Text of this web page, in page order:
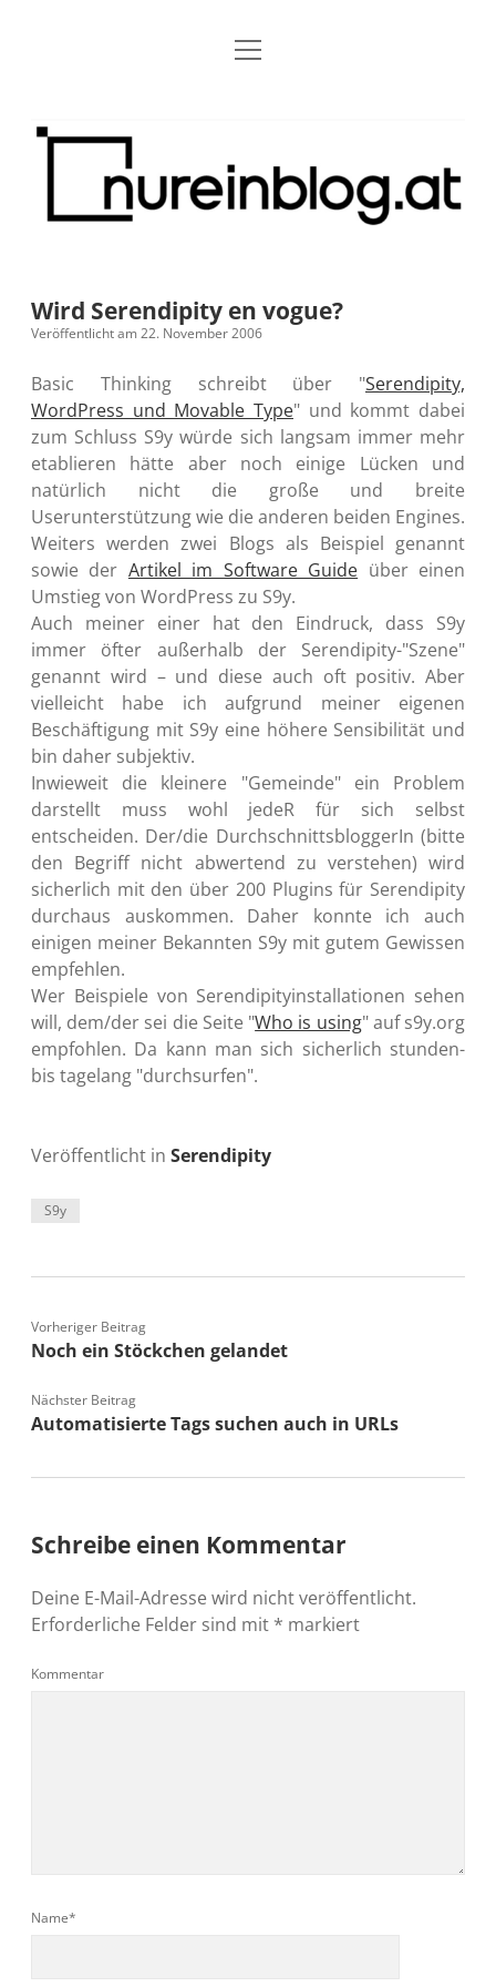
Blog
Archiv
Kontakt
Grundsätze Dropdown-
Kreativitätserklärung
Barrierefreiheit
Meine Fediverse Regeln
öffnen
barcamper.at – Die österreichische Barcamp Liste
Alleinr – Der Ruheraum im Web (externer Link)
S9y InfoCamp – Der Serendpity Podcast (externer
Impressum Dropdown-
Datenschutz
Microblog
rss email-
form
mastodon
Menü
Nur
Blog
Wird Serendipity en vogue?
Veröffentlicht am 22. November 2006
Basic Thinking schreibt über "Serendipity,
WordPress und Movable Type" und kommt dabei
zum Schluss S9y würde sich langsam immer mehr
etablieren hätte aber noch einige Lücken und
natürlich nicht die große und breite
Userunterstützung wie die anderen beiden Engines.
Weiters werden zwei Blogs als Beispiel genannt
sowie der Artikel im Software Guide über einen
Umstieg von WordPress zu S9y.
Auch meiner einer hat den Eindruck, dass S9y
immer öfter außerhalb der Serendipity-"Szene"
genannt wird – und diese auch oft positiv. Aber
vielleicht habe ich aufgrund meiner eigenen
Beschäftigung mit S9y eine höhere Sensibilität und
bin daher subjektiv.
Inwieweit die kleinere "Gemeinde" ein Problem
darstellt muss wohl jedeR für sich selbst
entscheiden. Der/die DurchschnittsbloggerIn (bitte
den Begriff nicht abwertend zu verstehen) wird
sicherlich mit den über 200 Plugins für Serendipity
durchaus auskommen. Daher konnte ich auch
einigen meiner Bekannten S9y mit gutem Gewissen
empfehlen.
Wer Beispiele von Serendipityinstallationen sehen
will, dem/der sei die Seite "Who is using" auf s9y.org
empfohlen. Da kann man sich sicherlich stunden-
bis tagelang "durchsurfen".
Veröffentlicht in Serendipity
S9y
Vorheriger Beitrag
Noch ein Stöckchen gelandet
Nächster Beitrag
Automatisierte Tags suchen auch in URLs
Schreibe einen Kommentar
Deine E-Mail-Adresse wird nicht veröffentlicht.
Erforderliche Felder sind mit * markiert
Kommentar
Name*